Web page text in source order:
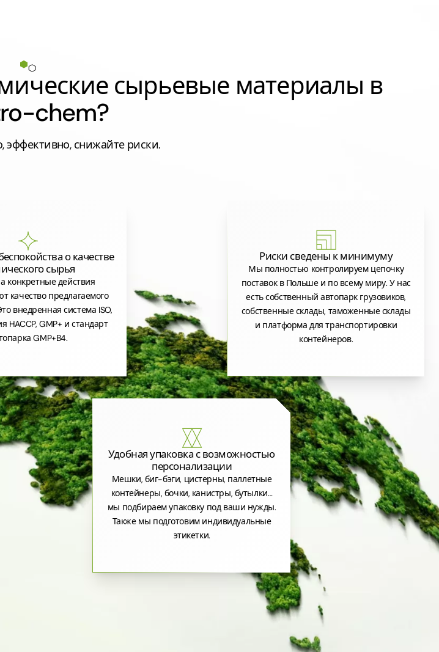
сырьевые материалы в
chem?
эффективно, снижайте риски.
о качестве
сырья
конкретные действия
качество предлагаемого
внедренная система ISO,
HACCP, GMP+ и стандарт
GMP+B4.
Риски сведены к минимуму
Мы полностью контролируем цепочку
поставок в Польше и по всему миру. У нас
есть собственный автопарк грузовиков,
собственные склады, таможенные склады
и платформа для транспортировки
контейнеров.
Удобная упаковка с возможностью
персонализации
Мешки, биг-бэги, цистерны, паллетные
контейнеры, бочки, канистры, бутылки…
мы подбираем упаковку под ваши нужды.
Также мы подготовим индивидуальные
этикетки.